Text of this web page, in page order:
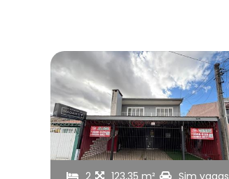
2 123,35 m² Sim vagas